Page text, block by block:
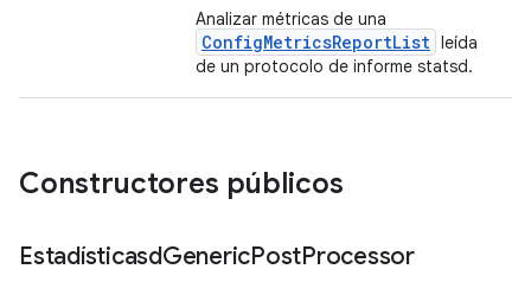
Analizar métricas de una
ConfigMetricsReportList leída
de un protocolo de informe statsd.
Constructores públicos
EstadísticasdGenericPostProcessor